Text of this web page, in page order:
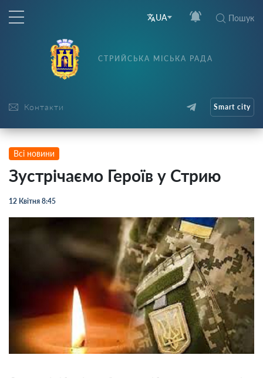
UA Пошук
Контакти
СТРИЙСЬКА МІСЬКА РАДА
Smart city
Всі новини
Зустрічаємо Героїв у Стрию
12 Квітня 8:45